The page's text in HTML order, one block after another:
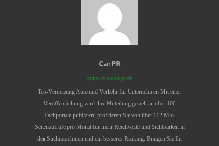
CarPR
https://www.carpr.de
Top-Vernetzung Auto und Verkehr für Unternehmen Mit einer
Veröffentlichung wird ihre Mitteilung gezielt an über 100
Fachportale publiziert, profitieren Sie von über 112 Mio.
Seitenaufrufe pro Monat für mehr Reichweite und Sichtbarkeit in
den Suchmaschinen und ein besseres Ranking. Bringen Sie Ihr